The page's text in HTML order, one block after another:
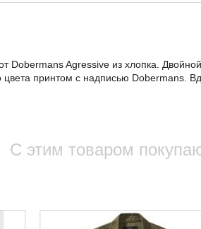
Dobermans Agressive из хлопка.
принтом с надписью Dobermans.
С этим товаром